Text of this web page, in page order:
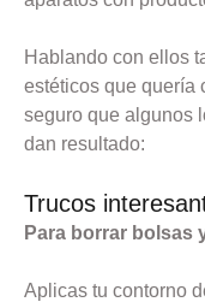
Hablando con ellos
estéticos que quería
seguro que algunos
dan resultado:
Trucos
Para borrar bolsas
Aplicas tu contorno